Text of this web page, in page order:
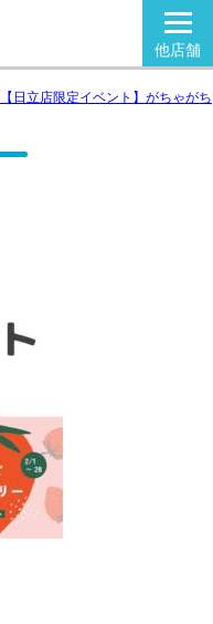
他店舗
【日立店限定イベント】がちゃがち